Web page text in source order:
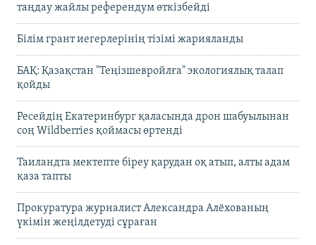
таңдау жайлы референдум өткізбейді
Білім грант иегерлерінің тізімі жарияланды
БАҚ: Қазақстан "Теңізшевройлға" экологиялық талап
қойды
Ресейдің Екатеринбург қаласында дрон шабуылынан
соң Wildberries қоймасы өртенді
Таиландта мектепте біреу қарудан оқ атып, алты адам
қаза тапты
Прокуратура журналист Александра Алёхованың
үкімін жеңілдетуді сұраған